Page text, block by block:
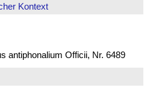
Kontext
antiphonalium Officii, Nr. 6489